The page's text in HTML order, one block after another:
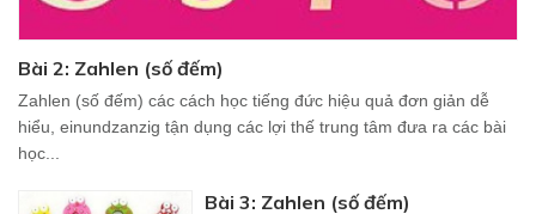
Bài 2: Zahlen (số đếm)
Zahlen (số đếm) các cách học tiếng đức hiệu quả đơn giản dễ
hiểu, einundzanzig tận dụng các lợi thế trung tâm đưa ra các bài
học...
Bài 3: Zahlen (số đếm)